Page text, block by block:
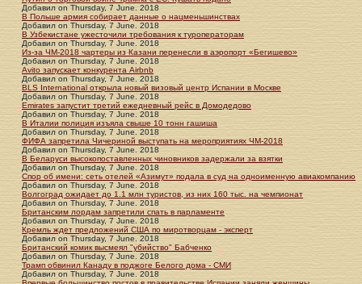
Добавил on Thursday, 7 June. 2018
В Польше армия собирает данные о нацменьшинствах
Добавил on Thursday, 7 June. 2018
В Узбекистане ужесточили требования к туроператорам
Добавил on Thursday, 7 June. 2018
Из-за ЧМ-2018 чартеры из Казани перенесли в аэропорт «Бегишево»
Добавил on Thursday, 7 June. 2018
Avito запускает конкурента Аirbnb
Добавил on Thursday, 7 June. 2018
BLS International открыла новый визовый центр Испании в Москве
Добавил on Thursday, 7 June. 2018
Emirates запустит третий ежедневный рейс в Домодедово
Добавил on Thursday, 7 June. 2018
В Италии полиция изъяла свыше 10 тонн гашиша
Добавил on Thursday, 7 June. 2018
ФИФА запретила Чичериной выступать на мероприятиях ЧМ-2018
Добавил on Thursday, 7 June. 2018
В Беларуси высокопоставленных чиновников задержали за взятки
Добавил on Thursday, 7 June. 2018
Спор об имени: сеть отелей «Азимут» подала в суд на одноименную авиакомпанию
Добавил on Thursday, 7 June. 2018
Волгоград ожидает до 1.1 млн туристов, из них 160 тыс. на чемпионат
Добавил on Thursday, 7 June. 2018
Британским лордам запретили спать в парламенте
Добавил on Thursday, 7 June. 2018
Кремль ждет предложений США по миротворцам - эксперт
Добавил on Thursday, 7 June. 2018
Британский комик высмеял "убийство" Бабченко
Добавил on Thursday, 7 June. 2018
Трамп обвинил Канаду в поджоге Белого дома - СМИ
Добавил on Thursday, 7 June. 2018